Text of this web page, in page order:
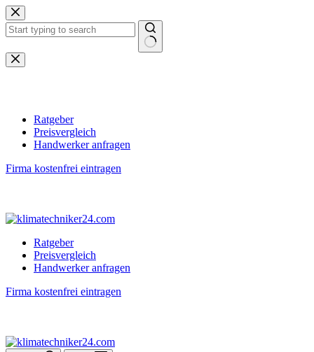
Zum
Inhalt
springen
Keine
Ergebnisse
Ratgeber
Preisvergleich
Handwerker anfragen
Firma kostenfrei eintragen
Ratgeber
Preisvergleich
Handwerker anfragen
Firma kostenfrei eintragen